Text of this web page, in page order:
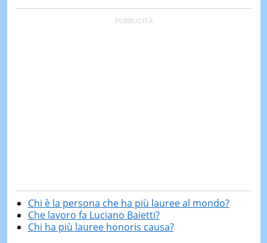
Chi è la persona che ha più lauree al mondo?
Che lavoro fa Luciano Baietti?
Chi ha più lauree honoris causa?